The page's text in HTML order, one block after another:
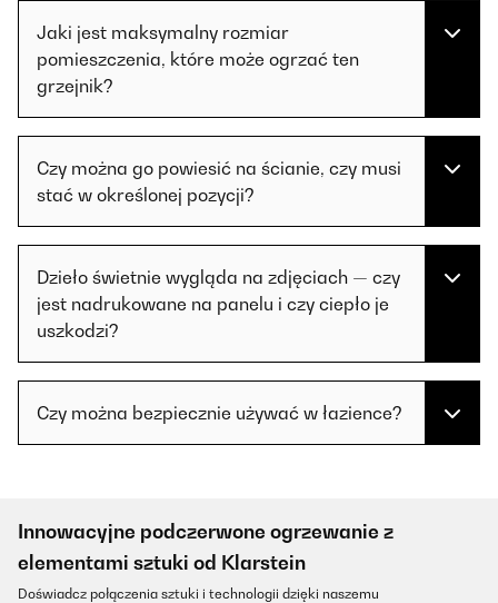
Jaki jest maksymalny rozmiar
pomieszczenia, które może ogrzać ten
grzejnik?
Czy można go powiesić na ścianie, czy musi
stać w określonej pozycji?
Dzieło świetnie wygląda na zdjęciach — czy
jest nadrukowane na panelu i czy ciepło je
uszkodzi?
Czy można bezpiecznie używać w łazience?
Innowacyjne podczerwone ogrzewanie z
elementami sztuki od Klarstein
Doświadcz połączenia sztuki i technologii dzięki naszemu